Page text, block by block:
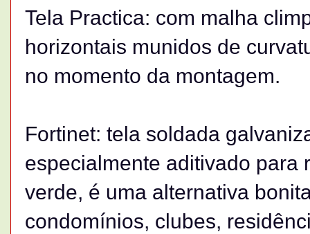
Tela Practica: com malha
horizontais munidos de
no momento da montagem.
Fortinet: tela soldada
especialmente aditivado para
verde, é uma alternativa
condomínios, clubes,